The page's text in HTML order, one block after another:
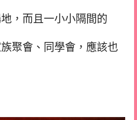
，而且一小小隔間的
聚會、同學會，應該也